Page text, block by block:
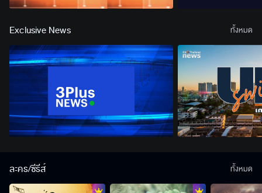
Exclusive News ทั้งหมด
ละคร/ซีรีส์ ทั้งหมด